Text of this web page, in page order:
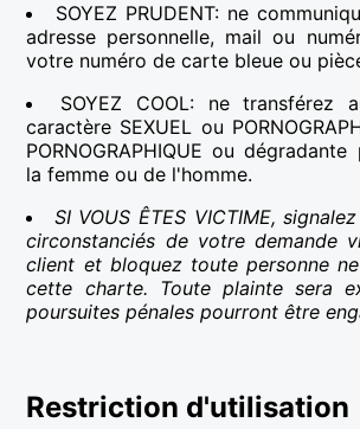
SOYEZ PRUDENT: ne
adresse personnelle, mail ou
votre numéro de carte bleue ou
SOYEZ COOL: ne transférez
caractère SEXUEL ou
PORNOGRAPHIQUE ou
la femme ou de l'homme.
SI VOUS ÊTES VICTIME,
circonstanciés de votre demande
client et bloquez toute personne
cette charte. Toute plainte sera
poursuites pénales pourront être
Restriction d'utilisation